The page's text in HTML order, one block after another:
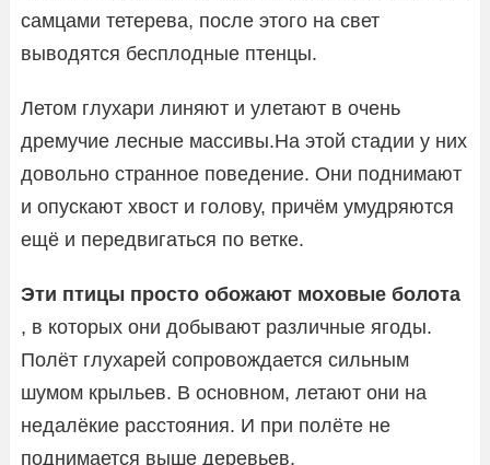
самцами тетерева, после этого на свет
выводятся бесплодные птенцы.
Летом глухари линяют и улетают в очень
дремучие лесные массивы.На этой стадии у них
довольно странное поведение. Они поднимают
и опускают хвост и голову, причём умудряются
ещё и передвигаться по ветке.
Эти птицы просто обожают моховые болота
, в которых они добывают различные ягоды.
Полёт глухарей сопровождается сильным
шумом крыльев. В основном, летают они на
недалёкие расстояния. И при полёте не
поднимается выше деревьев.